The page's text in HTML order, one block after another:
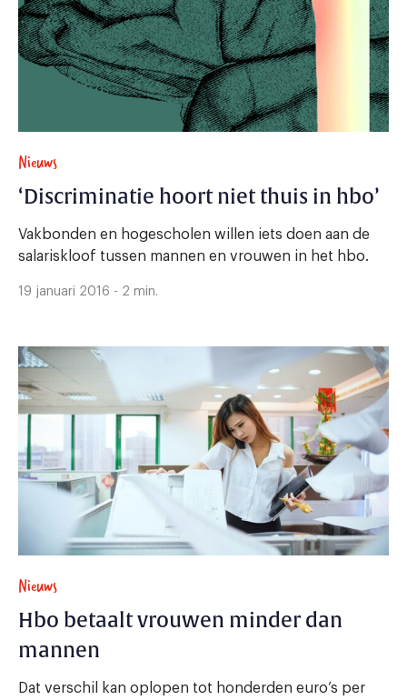
Nieuws
‘Discriminatie hoort niet thuis in hbo’
Vakbonden en hogescholen willen iets doen aan de
salariskloof tussen mannen en vrouwen in het hbo.
19 januari 2016 - 2 min.
Nieuws
Hbo betaalt vrouwen minder dan
mannen
Dat verschil kan oplopen tot honderden euro’s per